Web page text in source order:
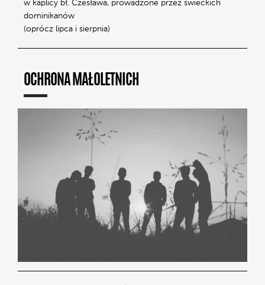
w kaplicy bł. Czesława, prowadzone przez świeckich
dominikanów
(oprócz lipca i sierpnia)
OCHRONA MAŁOLETNICH